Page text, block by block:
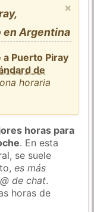
×
en Argentina
Puerto Piray
de
horaria
horas para
. En esta
se suele
es más
de chat.
horas de